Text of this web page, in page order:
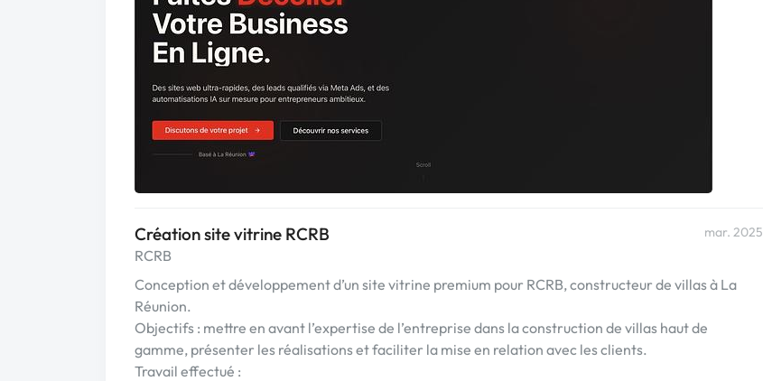
Création site vitrine RCRB
RCRB
mar. 2025
Conception et développement d’un site vitrine premium pour RCRB, constructeur de villas à La
Réunion.
Objectifs : mettre en avant l’expertise de l’entreprise dans la construction de villas haut de
gamme, présenter les réalisations et faciliter la mise en relation avec les clients.
Travail effectué :